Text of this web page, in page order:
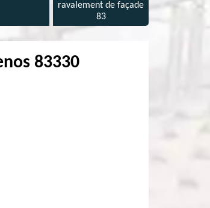
ravalement de façade
83
83330